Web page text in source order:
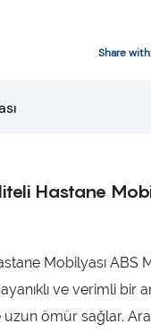
Hastane
Share with:
Hastane
Mobilyası ABS
ve verimli bir
uzun ömür sağlar.